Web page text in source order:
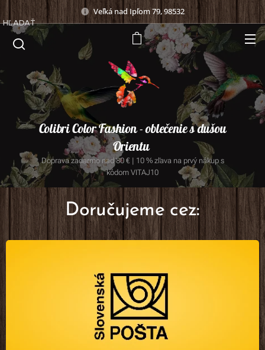
Veľká nad Ipľom 79, 98532
Colibri Color Fashion - oblečenie s dušou
Orientu
Doprava zadarmo nad 80 € | 10 % zľava na prvý nákup s
kódom VITAJ10
HĽADAŤ
Doručujeme cez: